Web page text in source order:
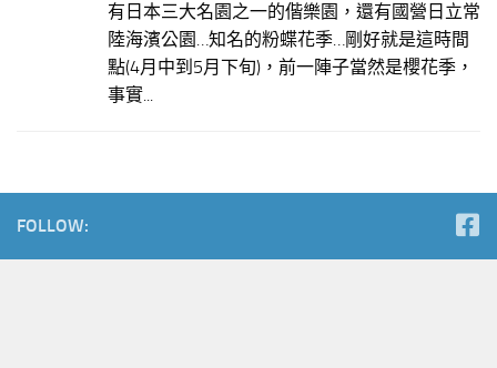
有日本三大名園之一的偕樂園，還有國營日立常
陸海濱公園…知名的粉蝶花季…剛好就是這時間
點(4月中到5月下旬)，前一陣子當然是櫻花季，
事實...
FOLLOW: